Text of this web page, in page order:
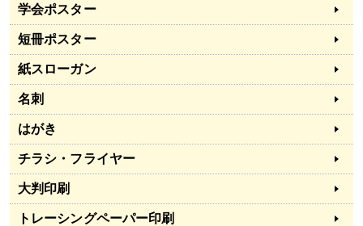
学会ポスター
短冊ポスター
紙スローガン
名刺
はがき
チラシ・フライヤー
大判印刷
トレーシングペーパー印刷